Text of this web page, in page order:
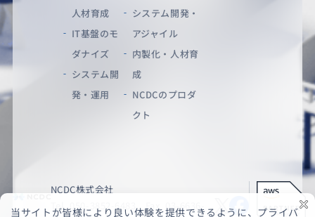
人材育成
IT基盤のモ
ダナイズ
システム開
発・運用
システム開発・
アジャイル
内製化・人材育
成
NCDCのプロダ
クト
NCDC株式会社
Tel. 050-3852-6483 Fax. 03-6636-